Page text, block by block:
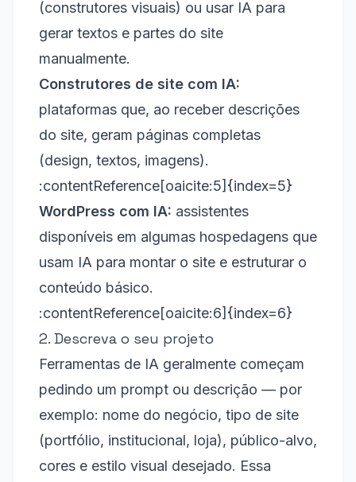
(construtores visuais) ou usar IA para
gerar textos e partes do site
manualmente.
Construtores de site com IA:
plataformas que, ao receber descrições
do site, geram páginas completas
(design, textos, imagens).
:contentReference[oaicite:5]{index=5}
WordPress com IA: assistentes
disponíveis em algumas hospedagens que
usam IA para montar o site e estruturar o
conteúdo básico.
:contentReference[oaicite:6]{index=6}
2. Descreva o seu projeto
Ferramentas de IA geralmente começam
pedindo um prompt ou descrição — por
exemplo: nome do negócio, tipo de site
(portfólio, institucional, loja), público-alvo,
cores e estilo visual desejado. Essa